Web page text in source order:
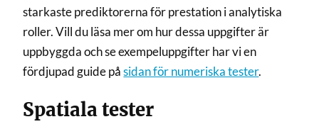
starkaste prediktorerna för prestation i analytiska
roller. Vill du läsa mer om hur dessa uppgifter är
uppbyggda och se exempeluppgifter har vi en
fördjupad guide påsidan för numeriska tester.
Spatiala tester